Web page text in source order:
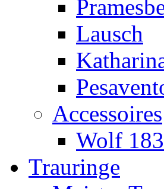
Lausch
Accessoires
Wolf
Trauringe